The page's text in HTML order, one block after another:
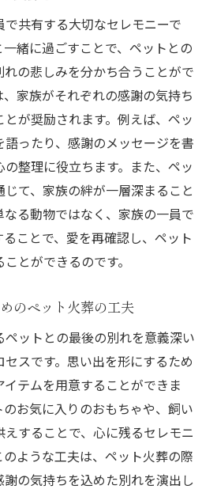
共有する大切なセレモニーで
緒に過ごすことで、ペットとの
の悲しみを分かち合うことがで
家族がそれぞれの感謝の気持ち
が奨励されます。例えば、ペッ
語ったり、感謝のメッセージを書
整理に役立ちます。また、ペッ
じて、家族の絆が一層深まること
る動物ではなく、家族の一員で
ことで、愛を再確認し、ペット
とができるのです。
のペット火葬の工夫
ットとの最後の別れを意義深い
スです。思い出を形にするため
テムを用意することができま
お気に入りのおもちゃや、飼い
することで、心に残るセレモニ
ような工夫は、ペット火葬の際
の気持ちを込めた別れを演出し